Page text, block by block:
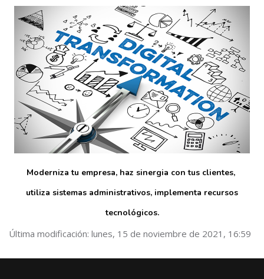
Moderniza tu empresa, haz sinergia con tus clientes,
utiliza sistemas administrativos, implementa recursos
tecnológicos.
Última modificación: lunes, 15 de noviembre de 2021, 16:59